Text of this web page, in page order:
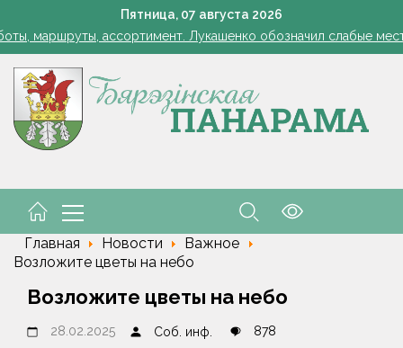
Пятница, 07 августа 2026
маршруты, ассортимент. Лукашенко обозначил слабые
возмутился качеством товаров в магазинах на селе:
1 стакан в ведро — тля и плодожорка бегут: Августовская
и средний бизнес приглашают к сотрудничеству с
Лукашенко: я борюсь не за колхозы или совхозы - я борюсь
маршруты, ассортимент. Лукашенко обозначил слабые
Главная Новости
Важное
Возложите цветы на небо
Возложите цветы на небо
28.02.2025 Соб. инф. 878